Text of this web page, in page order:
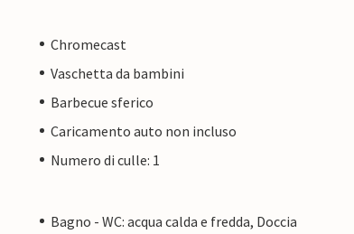
Chromecast
Vaschetta da bambini
Barbecue sferico
Caricamento auto non incluso
Numero di culle: 1
Bagno - WC: acqua calda e fredda, Doccia